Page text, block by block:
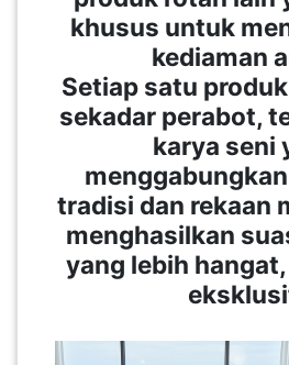
khusus untuk
kediaman
Setiap satu
sekadar perabot,
karya seni
tradisi dan rekaan
menghasilkan
yang lebih
SEMBILAN(10)
KEDAH(13)
TERENGGANU(12)
SABAH(0)